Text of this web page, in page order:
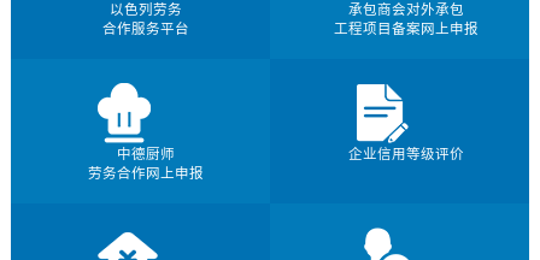
以色列劳务
合作服务平台
承包商会对外承包
工程项目备案网上申报
中德厨师
劳务合作网上申报
企业信用等级评价